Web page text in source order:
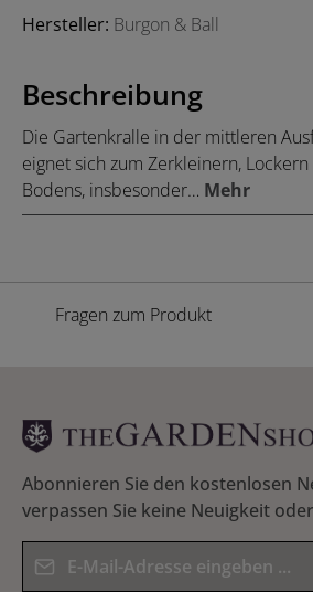
Hersteller: Burgon & Ball
Beschreibung
Die Gartenkralle in der mittleren
eignet sich zum Zerkleinern,
Bodens, insbesonder… Mehr
Fragen zum Produkt
Abonnieren Sie den kostenlosen
verpassen Sie keine Neuigkeit
E-Mail-Adresse*